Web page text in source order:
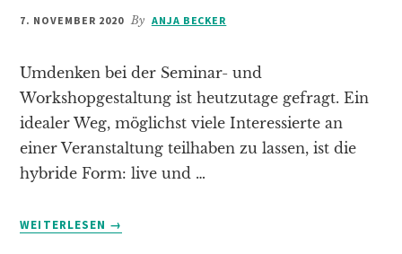
7. NOVEMBER 2020 By ANJA BECKER
Umdenken bei der Seminar- und
Workshopgestaltung ist heutzutage gefragt. Ein
idealer Weg, möglichst viele Interessierte an
einer Veranstaltung teilhaben zu lassen, ist die
hybride Form: live und …
WEITERLESEN
INFOS
→